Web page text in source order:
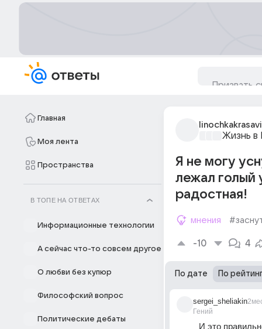
Главная
Моя лента
Пространства
В ТОПЕ НА ОТВЕТАХ
Информационные технологии
А сейчас что-то совсем другое
О любви без купюр
Философский вопрос
Политические дебаты
Жизнь в
Я не могу
лежал голый
радостная!
мнения
-10 4
По дате По
sergei_sheliakin
Гений
И это